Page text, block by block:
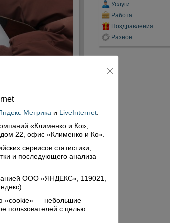
требовать
режима
всем без
ряду сфер
ограничения,
и поворчать, и
дает нам
всю
выливать весь
Услуги
Работа
Поздравления
Разное
Метрика и LiveInternet
«Клименко и Ко»,
дом 22, офис «Клименко и Ко».
сервисов статистики,
и последующего анализа
ООО «ЯНДЕКС», 119021,
«cookie» — небольшие
пользователей с целью